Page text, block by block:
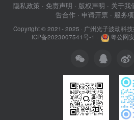
隐私政策 · 免责声明 · 版权声明 · 关于我
告合作 · 申请开票 · 服务
Copyright © 2021- 2025 · 广州光子波动科
ICP备2023007541号-1 · 粤公网